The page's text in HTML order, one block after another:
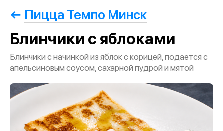
Пицца Темпо Минск
Блинчики с яблоками
Блинчики с начинкой из яблок с корицей, подается с
апельсиновым соусом, сахарной пудрой и мятой